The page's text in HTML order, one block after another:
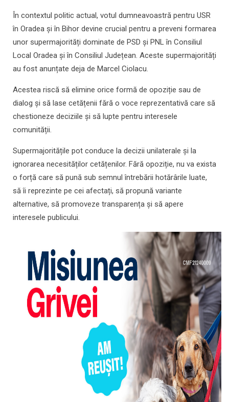
În contextul politic actual, votul dumneavoastră pentru USR
în Oradea și în Bihor devine crucial pentru a preveni formarea
unor supermajorități dominate de PSD și PNL în Consiliul
Local Oradea și în Consiliul Județean. Aceste supermajorități
au fost anunțate deja de Marcel Ciolacu.
Acestea riscă să elimine orice formă de opoziție sau de
dialog și să lase cetățenii fără o voce reprezentativă care să
chestioneze deciziile și să lupte pentru interesele
comunității.
Supermajoritățile pot conduce la decizii unilaterale și la
ignorarea necesităților cetățenilor. Fără opoziție, nu va exista
o forță care să pună sub semnul întrebării hotărârile luate,
să îi reprezinte pe cei afectați, să propună variante
alternative, să promoveze transparența și să apere
interesele publicului.